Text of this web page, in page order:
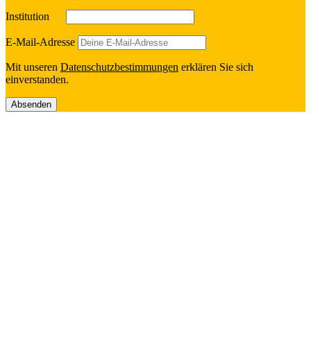
Insti­tu­tion
E‑Mail-Adresse
Mit unseren Daten­schutz­be­stim­mun­gen erklä­ren Sie sich
einverstanden.